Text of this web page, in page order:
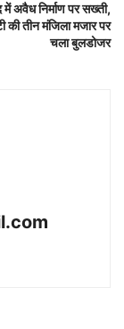
में अवैध निर्माण पर सख्ती,
की तीन मंजिला मजार पर
चला बुलडोजर